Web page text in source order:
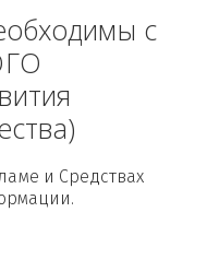
с
и Средствах